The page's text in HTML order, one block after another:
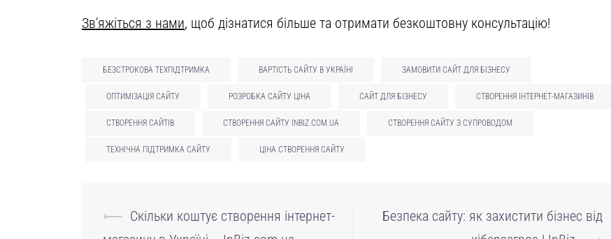
Зв’яжіться з нами, щоб дізнатися більше та отримати безкоштовну консультацію!
БЕЗСТРОКОВА ТЕХПІДТРИМКА ВАРТІСТЬ САЙТУ В УКРАЇНІ ЗАМОВИТИ САЙТ ДЛЯ БІЗНЕСУ
ОПТИМІЗАЦІЯ САЙТУ РОЗРОБКА САЙТУ ЦІНА САЙТ ДЛЯ БІЗНЕСУ СТВОРЕННЯ ІНТЕРНЕТ-МАГАЗИНІВ
СТВОРЕННЯ САЙТІВ СТВОРЕННЯ САЙТУ INBIZ.COM.UA СТВОРЕННЯ САЙТУ З СУПРОВОДОМ
ТЕХНІЧНА ПІДТРИМКА САЙТУ ЦІНА СТВОРЕННЯ САЙТУ
Навігація
⟵ Скільки коштує створення інтернет-
Безпека сайту: як захистити бізнес від